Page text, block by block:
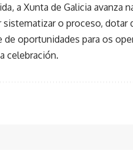
a Xunta de Galicia avanza
o proceso, dotar
de oportunidades para os
celebración.